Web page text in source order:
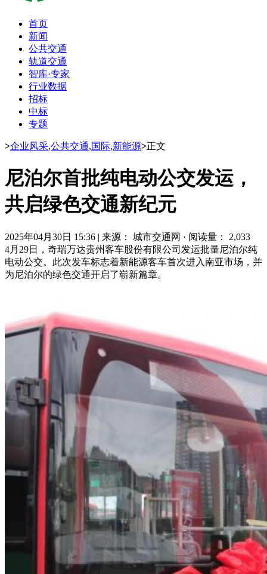
首页
新闻
公共交通
轨道交通
智库·专家
行业数据
招标
中标
专题
>企业风采,公共交通,国际,新能源>正文
尼泊尔首批纯电动公交发运，
共启绿色交通新纪元
2025年04月30日 15:36 | 来源： 城市交通网 · 阅读量： 2,033
4月29日，奇瑞万达贵州客车股份有限公司发运批量尼泊尔纯
电动公交。此次发车标志着新能源客车首次进入南亚市场，并
为尼泊尔的绿色交通开启了崭新篇章。